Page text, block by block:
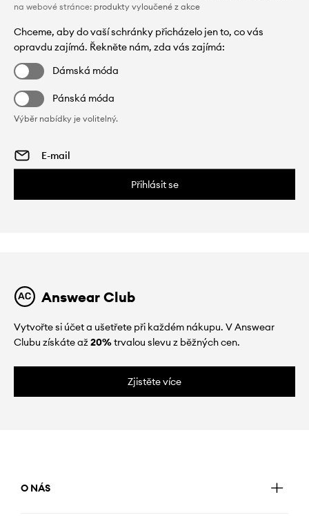
na webové stránce: produkty vyloučené z akce
Chceme, aby do vaší schránky přicházelo jen to, co vás
opravdu zajímá. Řekněte nám, zda vás zajímá:
Dámská móda
Pánská móda
Výběr nabídky je volitelný.
Přihlásit se
Answear Club
Vytvořte si účet a ušetřete při každém nákupu. V Answear
Clubu získáte až20%trvalou slevu z běžných cen.
Zjistěte více
O NÁS